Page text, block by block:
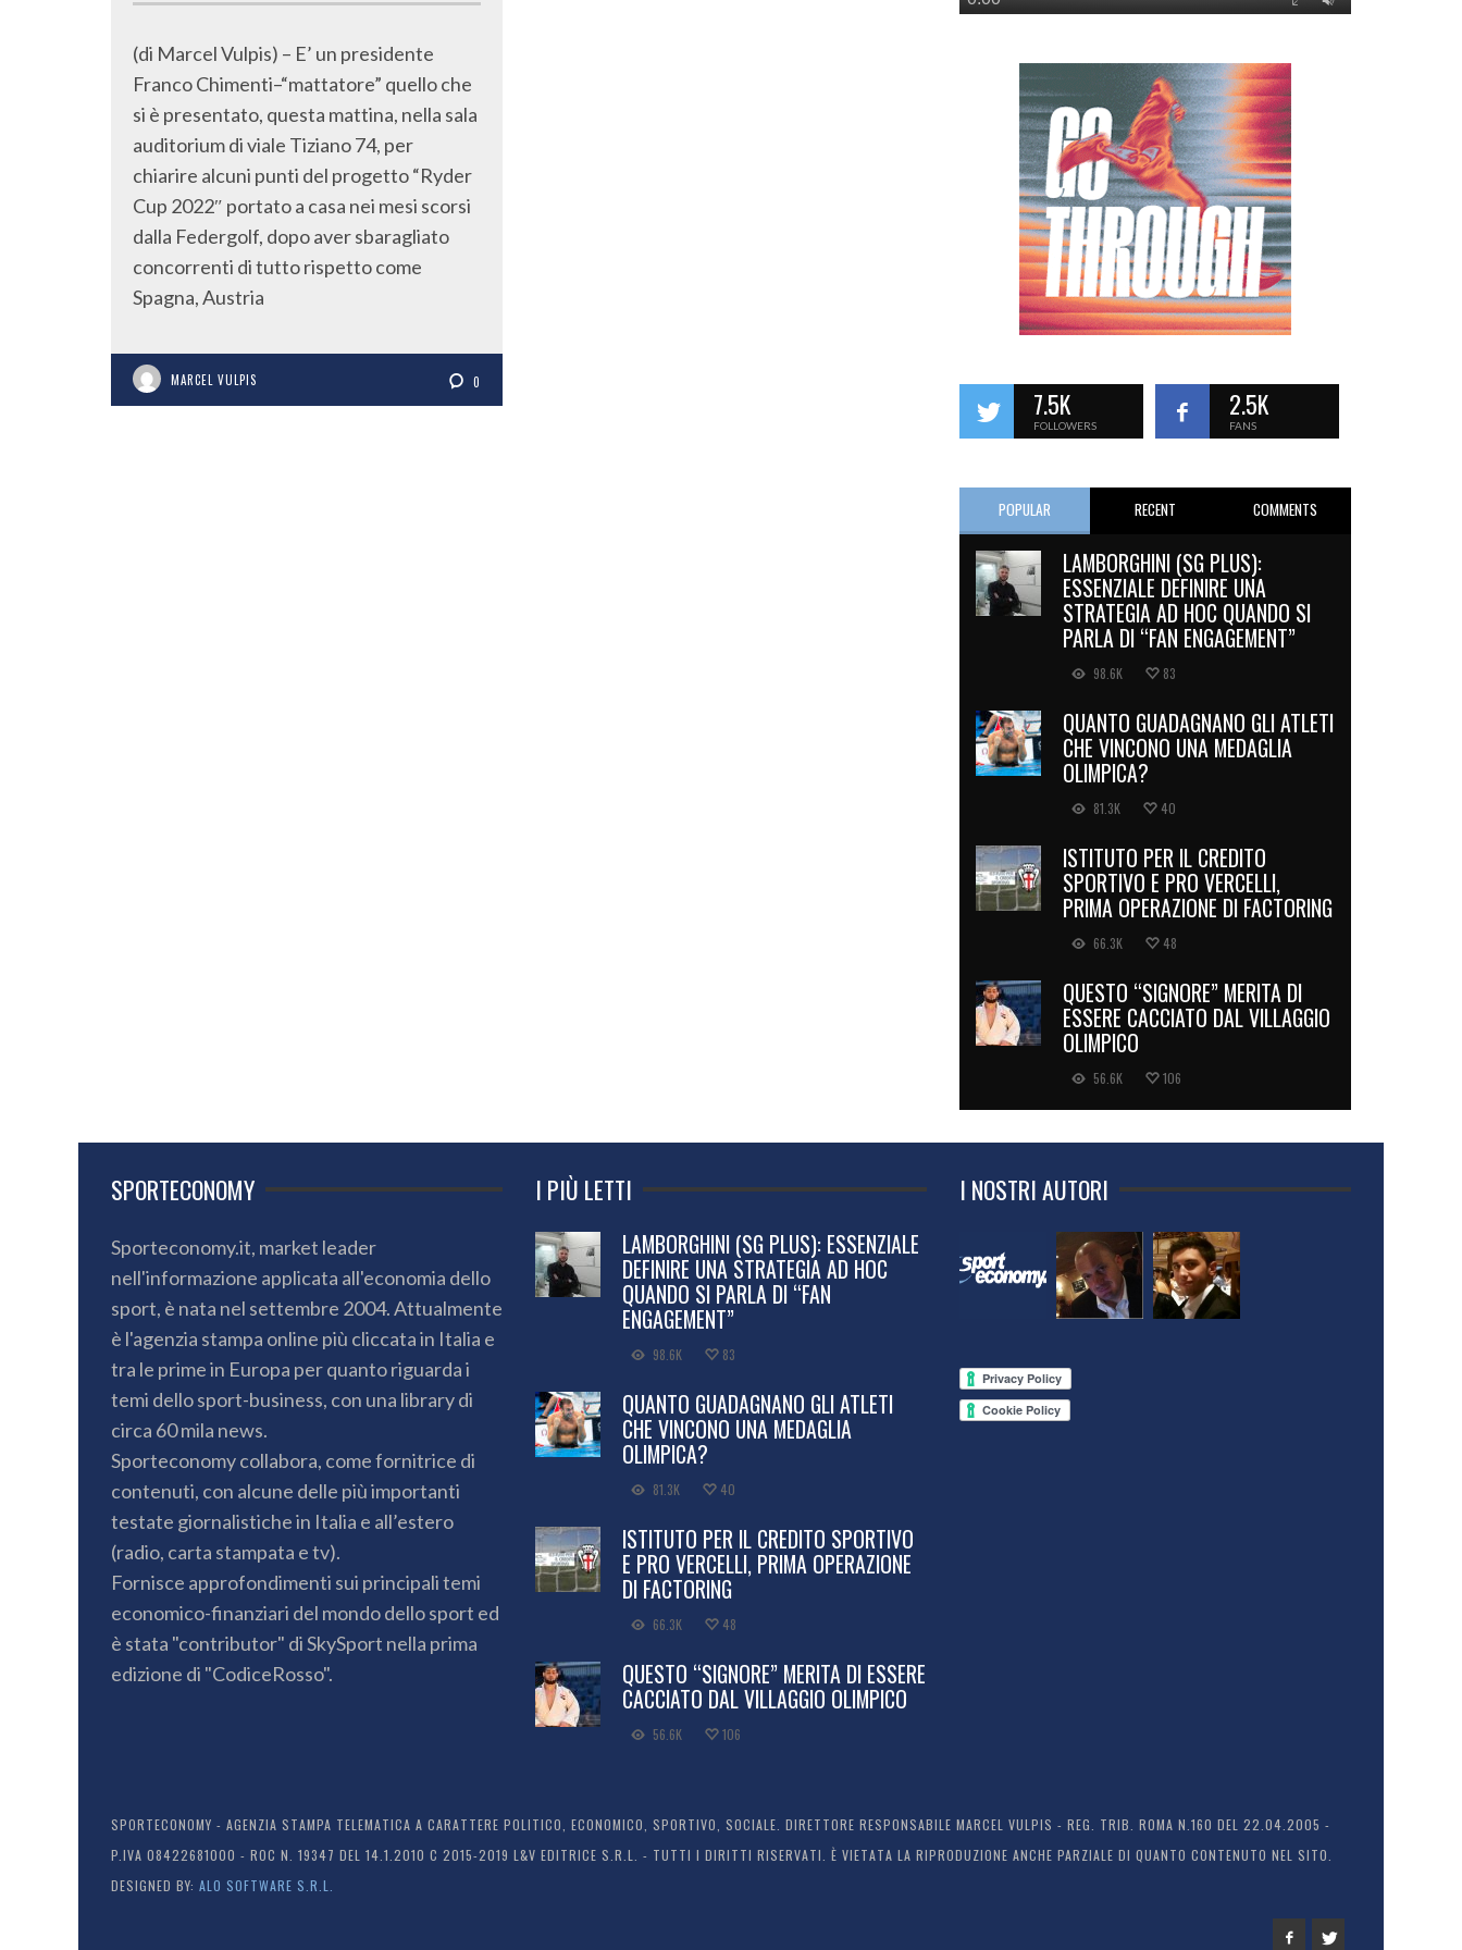
(di Marcel Vulpis) – E’ un presidente
Franco Chimenti–“mattatore” quello che
si è presentato, questa mattina, nella sala
auditorium di viale Tiziano 74, per
chiarire alcuni punti del progetto “Ryder
Cup 2022″ portato a casa nei mesi scorsi
dalla Federgolf, dopo aver sbaragliato
concorrenti di tutto rispetto come
Spagna, Austria
MARCEL VULPIS 0
7.5K
FOLLOWERS
2.5K
FANS
POPULAR RECENT COMMENTS
LAMBORGHINI (SG PLUS):
ESSENZIALE DEFINIRE UNA
STRATEGIA AD HOC QUANDO SI
PARLA DI “FAN ENGAGEMENT”
98.6K 83
QUANTO GUADAGNANO GLI ATLETI
CHE VINCONO UNA MEDAGLIA
OLIMPICA?
81.3K 40
ISTITUTO PER IL CREDITO
SPORTIVO E PRO VERCELLI,
PRIMA OPERAZIONE DI FACTORING
66.3K 48
QUESTO “SIGNORE” MERITA DI
ESSERE CACCIATO DAL VILLAGGIO
OLIMPICO
56.6K 106
SPORTECONOMY
Sporteconomy.it, market leader
nell'informazione applicata all'economia dello
sport, è nata nel settembre 2004. Attualmente
è l'agenzia stampa online più cliccata in Italia e
tra le prime in Europa per quanto riguarda i
temi dello sport-business, con una library di
circa 60 mila news.
Sporteconomy collabora, come fornitrice di
contenuti, con alcune delle più importanti
testate giornalistiche in Italia e all’estero
(radio, carta stampata e tv).
Fornisce approfondimenti sui principali temi
economico-finanziari del mondo dello sport ed
è stata "contributor" di SkySport nella prima
edizione di "CodiceRosso".
I PIÙ LETTI
LAMBORGHINI (SG PLUS): ESSENZIALE
DEFINIRE UNA STRATEGIA AD HOC
QUANDO SI PARLA DI “FAN
ENGAGEMENT”
98.6K 83
QUANTO GUADAGNANO GLI ATLETI
CHE VINCONO UNA MEDAGLIA
OLIMPICA?
81.3K 40
ISTITUTO PER IL CREDITO SPORTIVO
E PRO VERCELLI, PRIMA OPERAZIONE
DI FACTORING
66.3K 48
QUESTO “SIGNORE” MERITA DI ESSERE
CACCIATO DAL VILLAGGIO OLIMPICO
56.6K 106
I NOSTRI AUTORI
SPORTECONOMY - AGENZIA STAMPA TELEMATICA A CARATTERE POLITICO, ECONOMICO, SPORTIVO, SOCIALE. DIRETTORE RESPONSABILE MARCEL VULPIS - REG. TRIB. ROMA N.160 DEL 22.04.2005 -
P.IVA 08422681000 - ROC N. 19347 DEL 14.1.2010 C 2015-2019 L&V EDITRICE S.R.L. - TUTTI I DIRITTI RISERVATI. È VIETATA LA RIPRODUZIONE ANCHE PARZIALE DI QUANTO CONTENUTO NEL SITO.
DESIGNED BY: ALO SOFTWARE S.R.L.